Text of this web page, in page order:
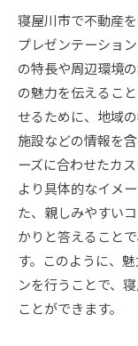
寝屋川市で不動産
プレゼンテーショ
の特長や周辺環境
の魅力を伝えるこ
せるために、地域
施設などの情報を
ーズに合わせたカ
より具体的なイメ
た、親しみやすい
かりと答えること
す。このように、
ンを行うことで、
ことができます。